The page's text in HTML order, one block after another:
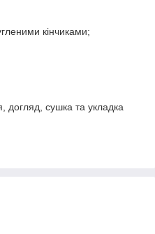
кінчиками;
догляд, сушка та укладка